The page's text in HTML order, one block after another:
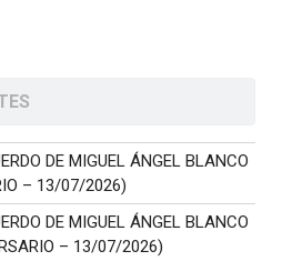
DE MIGUEL ÁNGEL BLANCO
– 13/07/2026)
DE MIGUEL ÁNGEL BLANCO
– 13/07/2026)